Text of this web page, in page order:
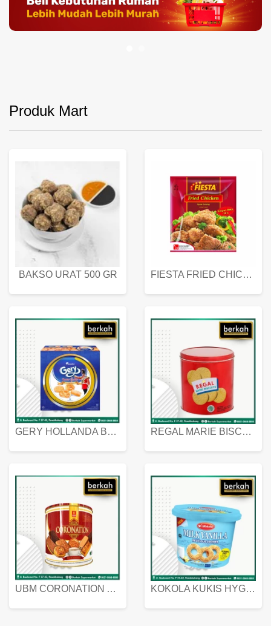
Produk Mart
BAKSO URAT 500 GR FIESTA FRIED CHICKEN 500 GR
GERY HOLLANDA BUTTER COOKIES 450 GRAM REGAL MARIE BISCUIT KALENG 550 GRAM
UBM CORONATION ASSORTED BISKUIT KALENG 450 GRAM KOKOLA KUKIS HYGIENIC MILK VANILLA PACK 320 GR